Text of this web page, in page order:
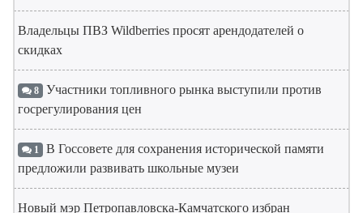
Владельцы ПВЗ Wildberries просят арендодателей о
скидках
8 Участники топливного рынка выступили против
госрегулирования цен
1 В Госсовете для сохранения исторической памяти
предложили развивать школьные музеи
Новый мэр Петропавловска-Камчатского избран